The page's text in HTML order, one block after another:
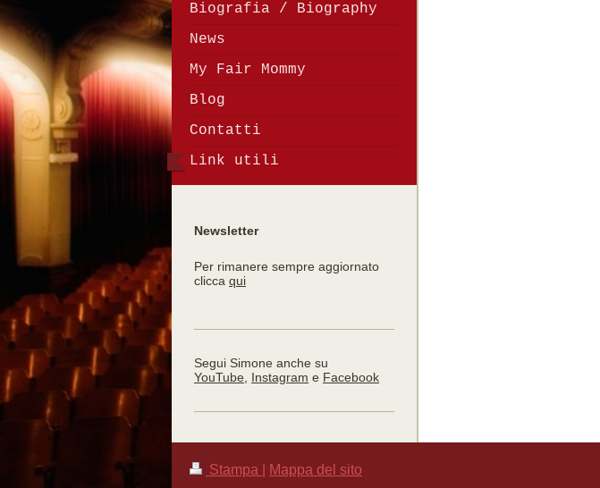
Biografia / Biography
News
My Fair Mommy
Blog
Contatti
Link utili
Newsletter
Per rimanere sempre aggiornato
clicca qui
Segui Simone anche su
YouTube
Instagram e Facebook
Stampa Mappa del sito